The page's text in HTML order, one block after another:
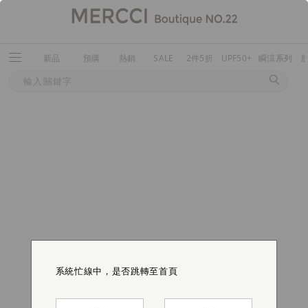
新品 預購 熱銷 SALE 2件5折 UPF50+ 瞬涼系列
系統忙線中，是否跳轉至首頁
系統忙線中，是否跳轉至首頁
系統忙線中，是否跳轉至首頁
系統忙線中，是否跳轉至首頁
系統忙線中，是否跳轉至首頁